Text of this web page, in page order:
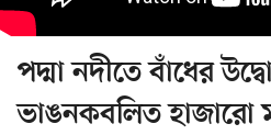
পদ্মা নদীতে বাঁধের
ভাঙনকবলিত হাজারো